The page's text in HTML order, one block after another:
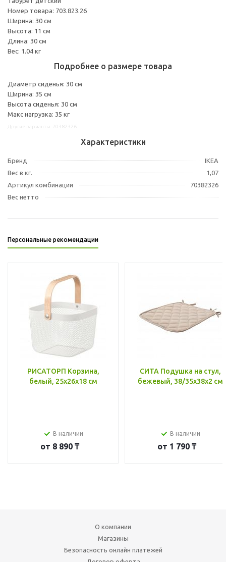
Номер товара: 703.823.26
Ширина: 30 см
Высота: 11 см
Длина: 30 см
Вес: 1.04 кг
Подробнее о размере товара
Диаметр сиденья: 30 см
Ширина: 35 см
Высота сиденья: 30 см
Макс нагрузка: 35 кг
Характеристики
Бренд
IKEA
Вес в кг.
1,07
Артикул комбинации
70382326
Вес нетто
Персональные рекомендации
РИСАТОРП Корзина,
белый, 25x26x18 см
В наличии
от 8 890 ₸
СИТА Подушка на стул,
бежевый, 38/35x38x2 см
В наличии
от 1 790 ₸
О компании
Магазины
Безопасность онлайн платежей